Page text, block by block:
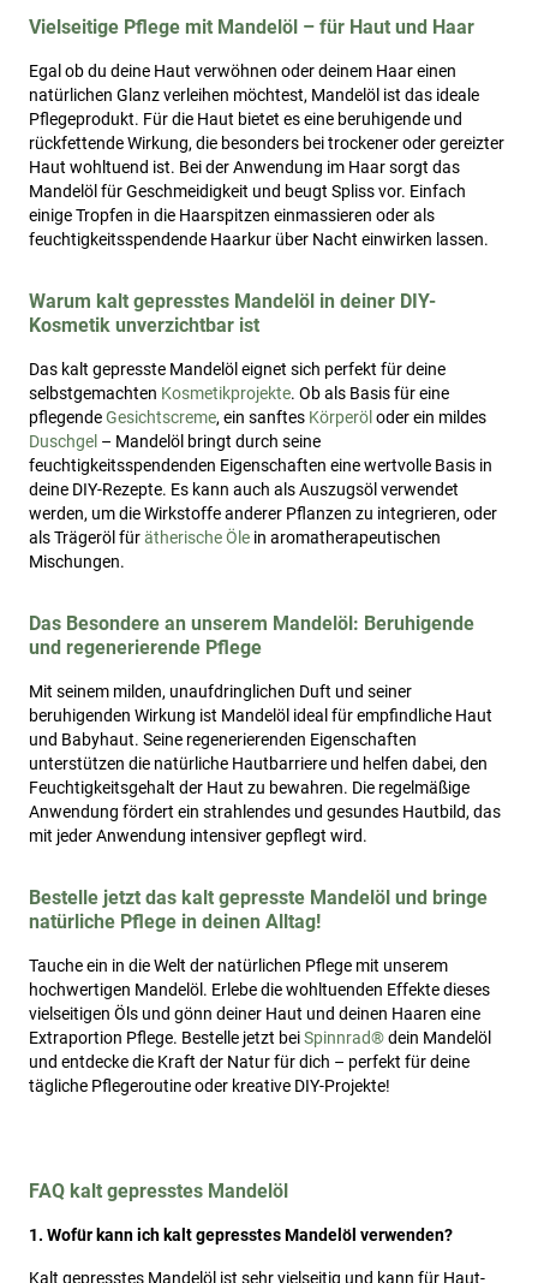
Vielseitige Pflege mit Mandelöl – für Haut und Haar
Egal ob du deine Haut verwöhnen oder deinem Haar einen
natürlichen Glanz verleihen möchtest, Mandelöl ist das ideale
Pflegeprodukt. Für die Haut bietet es eine beruhigende und
rückfettende Wirkung, die besonders bei trockener oder gereizter
Haut wohltuend ist. Bei der Anwendung im Haar sorgt das
Mandelöl für Geschmeidigkeit und beugt Spliss vor. Einfach
einige Tropfen in die Haarspitzen einmassieren oder als
feuchtigkeitsspendende Haarkur über Nacht einwirken lassen.
Warum kalt gepresstes Mandelöl in deiner DIY-
Kosmetik unverzichtbar ist
Das kalt gepresste Mandelöl eignet sich perfekt für deine
selbstgemachten Kosmetikprojekte. Ob als Basis für eine
pflegendeGesichtscreme, ein sanftes Körperöl oder ein mildes
Duschgel – Mandelöl bringt durch seine
feuchtigkeitsspendenden Eigenschaften eine wertvolle Basis in
deine DIY-Rezepte. Es kann auch als Auszugsöl verwendet
werden, um die Wirkstoffe anderer Pflanzen zu integrieren, oder
als Trägeröl fürätherische Öle in aromatherapeutischen
Mischungen.
Das Besondere an unserem Mandelöl: Beruhigende
und regenerierende Pflege
Mit seinem milden, unaufdringlichen Duft und seiner
beruhigenden Wirkung ist Mandelöl ideal für empfindliche Haut
und Babyhaut. Seine regenerierenden Eigenschaften
unterstützen die natürliche Hautbarriere und helfen dabei, den
Feuchtigkeitsgehalt der Haut zu bewahren. Die regelmäßige
Anwendung fördert ein strahlendes und gesundes Hautbild, das
mit jeder Anwendung intensiver gepflegt wird.
Bestelle jetzt das kalt gepresste Mandelöl und bringe
natürliche Pflege in deinen Alltag!
Tauche ein in die Welt der natürlichen Pflege mit unserem
hochwertigen Mandelöl. Erlebe die wohltuenden Effekte dieses
vielseitigen Öls und gönn deiner Haut und deinen Haaren eine
Extraportion Pflege. Bestelle jetzt beiSpinnrad®dein Mandelöl
und entdecke die Kraft der Natur für dich – perfekt für deine
tägliche Pflegeroutine oder kreative DIY-Projekte!
FAQ kalt gepresstes Mandelöl
1. Wofür kann ich kalt gepresstes Mandelöl verwenden?
Kalt gepresstes Mandelöl ist sehr vielseitig und kann für Haut-